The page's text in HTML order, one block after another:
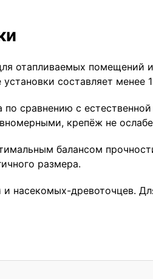
отапливаемых
составляет менее
сравнению с
крепёж не
балансом
размера.
и насекомых-древоточцев.